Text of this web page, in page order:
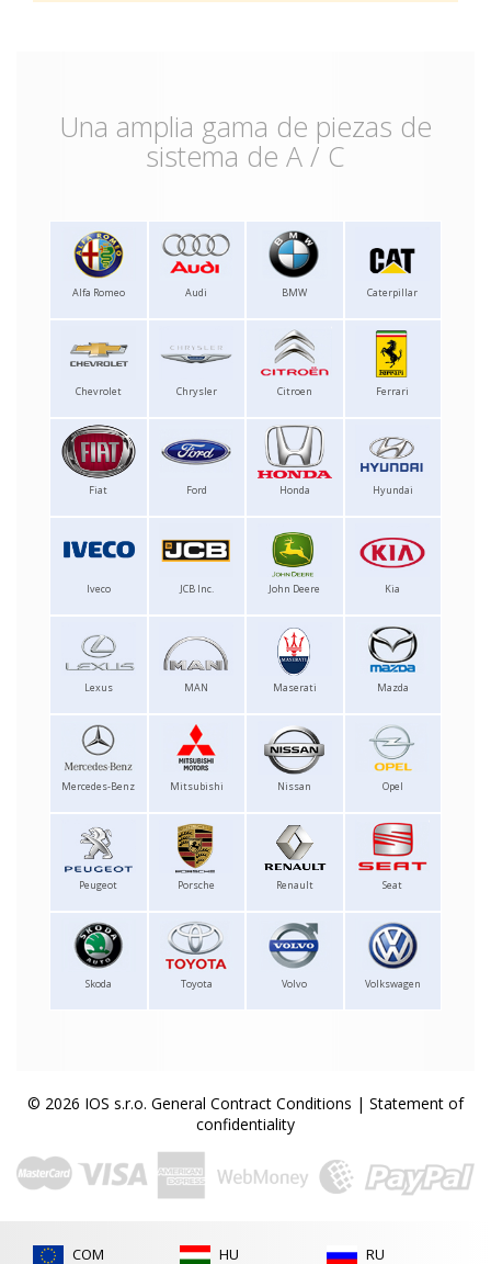
Una amplia gama de piezas de
sistema de A / C
Alfa Romeo Audi BMW Caterpillar
Chevrolet Chrysler Citroen Ferrari
Fiat Ford Honda Hyundai
Iveco JCB Inc. John Deere Kia
Lexus MAN Maserati Mazda
Mercedes-Benz Mitsubishi Nissan Opel
Peugeot Porsche Renault Seat
Skoda Toyota Volvo Volkswagen
© 2026 IOS s.r.o. General Contract Conditions | Statement of
confidentiality
COM HU RU